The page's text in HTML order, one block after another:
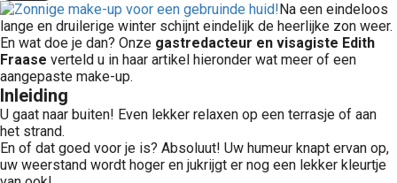
Na een eindeloos
lange en druilerige winter schijnt eindelijk de heerlijke zon weer.
En wat doe je dan? Onze gastredacteur en visagiste Edith
Fraase verteld u in haar artikel hieronder wat meer of een
aangepaste make-up.
Inleiding
U gaat naar buiten! Even lekker relaxen op een terrasje of aan
het strand.
En of dat goed voor je is? Absoluut! Uw humeur knapt ervan op,
uw weerstand wordt hoger en jukrijgt er nog een lekker kleurtje